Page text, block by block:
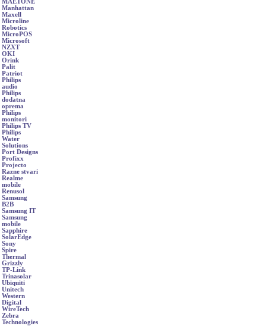
MAETONE
Manhattan
Maxell
Microline
Robotics
MicroPOS
Microsoft
NZXT
OKI
Orink
Palit
Patriot
Philips
audio
Philips
dodatna
oprema
Philips
monitori
Philips TV
Philips
Water
Solutions
Port Designs
Profixx
Projecto
Razne stvari
Realme
mobile
Renusol
Samsung
B2B
Samsung IT
Samsung
mobile
Sapphire
SolarEdge
Sony
Spire
Thermal
Grizzly
TP-Link
Trinasolar
Ubiquiti
Unitech
Western
Digital
WireTech
Zebra
Technologies